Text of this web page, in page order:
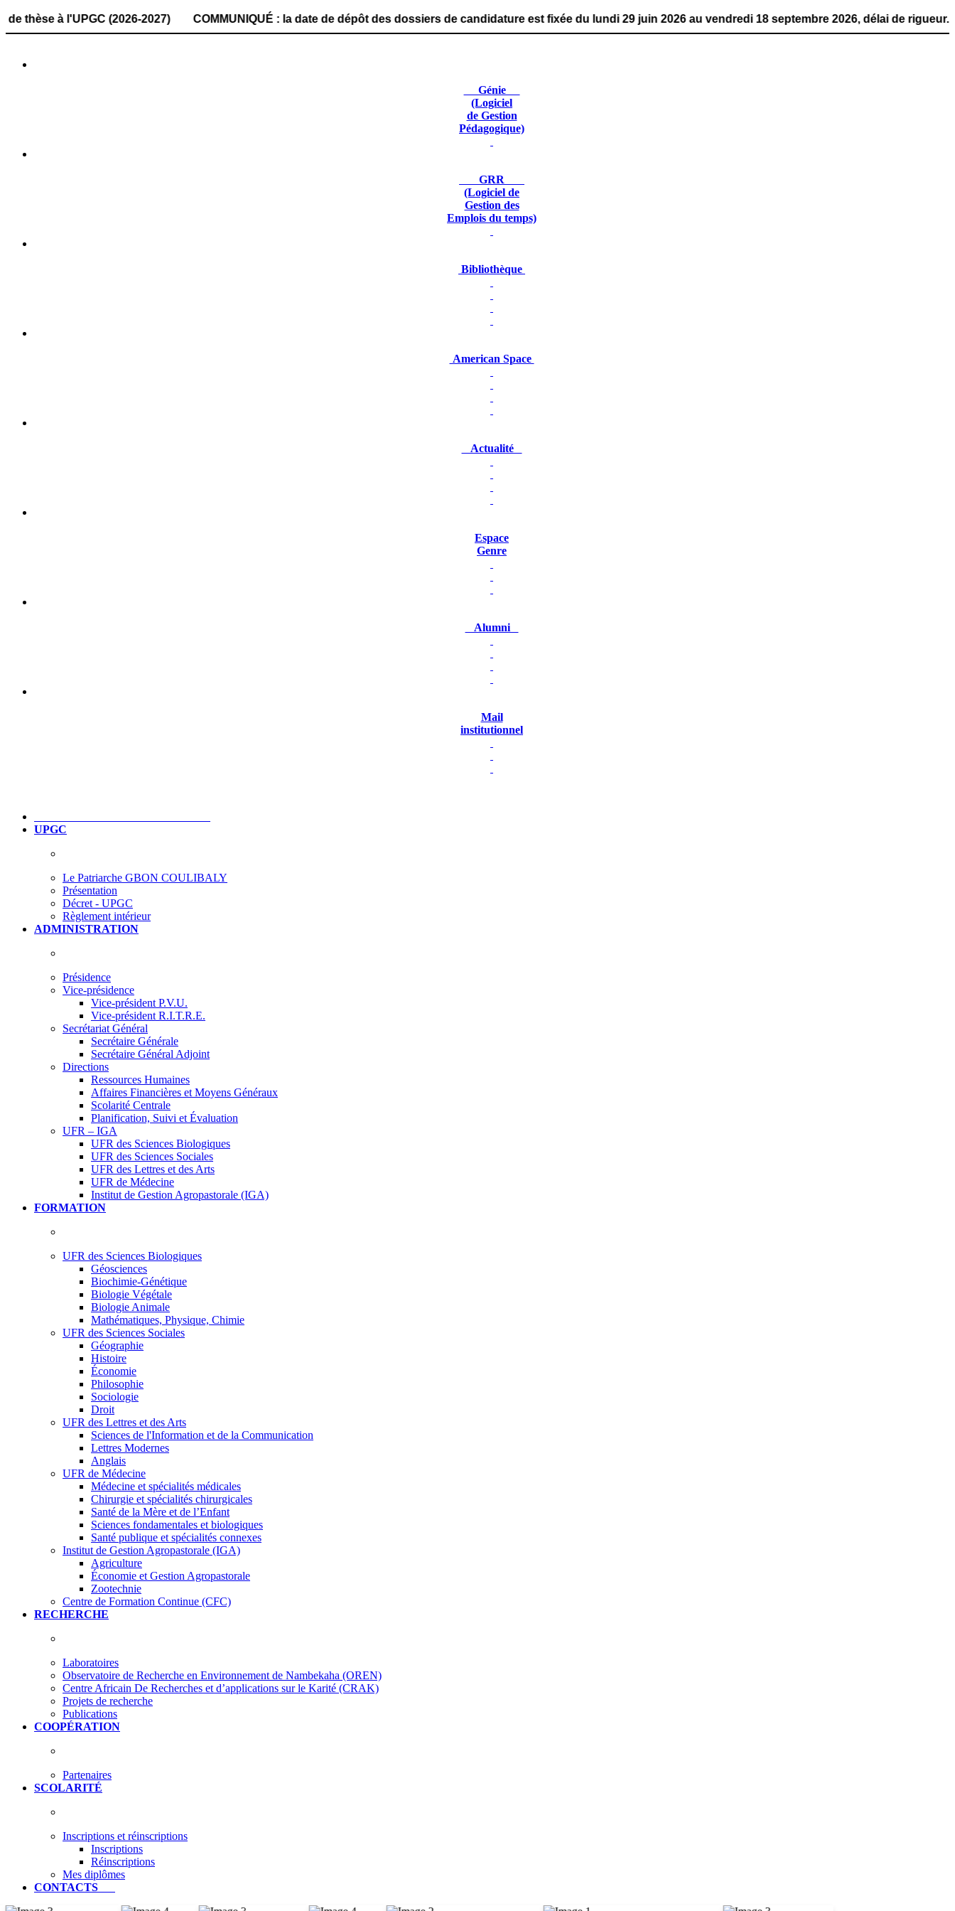
l'UPGC (2026-2027) COMMUNIQUÉ : la date de dépôt des dossiers de candidature est fixée du lundi 29 juin 2026 au vendredi 18 septembre 2026, délai de rigueur.
Génie
(Logiciel
de Gestion
Pédagogique)
GRR
(Logiciel de
Gestion des
Emplois du temps)
Bibliothèque
American Space
Actualité
Espace
Genre
Alumni
Mail
institutionnel
UPGC
Le Patriarche GBON COULIBALY
Présentation
Décret - UPGC
Règlement intérieur
ADMINISTRATION
Présidence
Vice-présidence
Vice-président P.V.U.
Vice-président R.I.T.R.E.
Secrétariat Général
Secrétaire Générale
Secrétaire Général Adjoint
Directions
Ressources Humaines
Affaires Financières et Moyens Généraux
Scolarité Centrale
Planification, Suivi et Évaluation
UFR – IGA
UFR des Sciences Biologiques
UFR des Sciences Sociales
UFR des Lettres et des Arts
UFR de Médecine
Institut de Gestion Agropastorale (IGA)
FORMATION
UFR des Sciences Biologiques
Géosciences
Biochimie-Génétique
Biologie Végétale
Biologie Animale
Mathématiques, Physique, Chimie
UFR des Sciences Sociales
Géographie
Histoire
Économie
Philosophie
Sociologie
Droit
UFR des Lettres et des Arts
Sciences de l'Information et de la Communication
Lettres Modernes
Anglais
UFR de Médecine
Médecine et spécialités médicales
Chirurgie et spécialités chirurgicales
Santé de la Mère et de l’Enfant
Sciences fondamentales et biologiques
Santé publique et spécialités connexes
Institut de Gestion Agropastorale (IGA)
Agriculture
Économie et Gestion Agropastorale
Zootechnie
Centre de Formation Continue (CFC)
RECHERCHE
Laboratoires
Observatoire de Recherche en Environnement de Nambekaha (OREN)
Centre Africain De Recherches et d’applications sur le Karité (CRAK)
Projets de recherche
Publications
COOPÉRATION
Partenaires
SCOLARITÉ
Inscriptions et réinscriptions
Inscriptions
Réinscriptions
Mes diplômes
CONTACTS